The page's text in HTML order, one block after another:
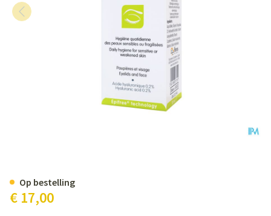
€ 17,00
Op bestelling